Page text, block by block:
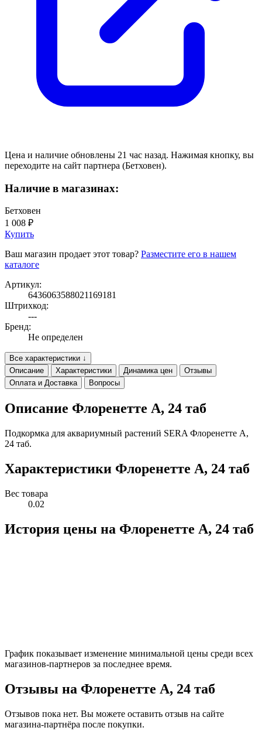
Цена и наличие обновлены 21 час назад. Нажимая кнопку, вы
переходите на сайт партнера (Бетховен).
Наличие в магазинах:
Бетховен
1 008 ₽
Купить
Ваш магазин продает этот товар? Разместите его в нашем
каталоге
Артикул:
6436063588021169181
Штрихкод:
---
Бренд:
Не определен
Все характеристики ↓
Описание
Характеристики Динамика цен
Отзывы
Оплата и Доставка
Вопросы
Описание Флоренетте А, 24 таб
Подкормка для аквариумный растений SERA Флоренетте А,
24 таб.
Характеристики Флоренетте А, 24 таб
Вес товара
0.02
История цены на Флоренетте А, 24 таб
График показывает изменение минимальной цены среди всех
магазинов-партнеров за последнее время.
Отзывы на Флоренетте А, 24 таб
Отзывов пока нет. Вы можете оставить отзыв на сайте
магазина-партнёра после покупки.